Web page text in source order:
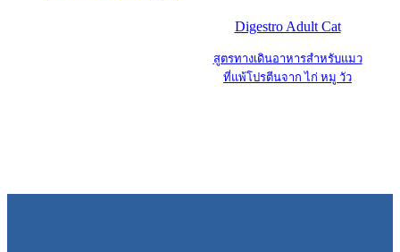
Digestro Adult Cat
สูตรทางเดินอาหารสำหรับแมว
ที่แพ้โปรตีนจาก ไก่ หมู วัว